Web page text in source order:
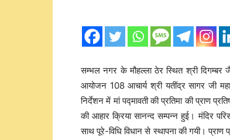
सम्भल नगर के मौहल्ला ठेर स्थित श्री दिगम्बर
आयोजन 108 आचार्य श्री यतींद्र सागर जी
निर्देशन में मां पद्मावती की प्रतिमा की प्राण
की आहार क्रिया सानन्द सम्पन्न हुई। मंदिर
साथ पूरे-विधि विधान से स्थापना की गयी। प्राण